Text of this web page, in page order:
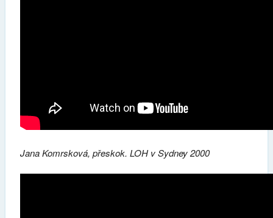
Jana Komrsková, přeskok. LOH v Sydney 2000